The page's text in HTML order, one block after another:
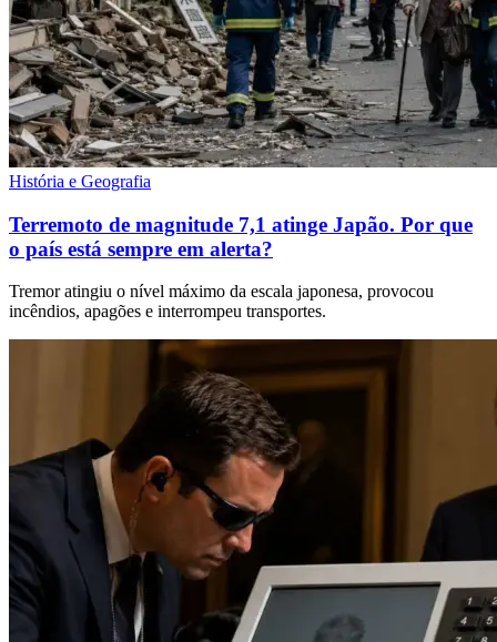
História e Geografia
Terremoto de magnitude 7,1 atinge Japão. Por que
o país está sempre em alerta?
Tremor atingiu o nível máximo da escala japonesa, provocou
incêndios, apagões e interrompeu transportes.